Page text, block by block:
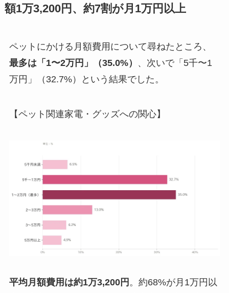
額1万3,200円、約7割が月1万円以上
ペットにかける月額費用について尋ねたところ、
最多は「1〜2万円」（35.0%）
、次いで「5千〜1
万円」（32.7%）という結果でした。
【ペット関連家電・グッズへの関心】
平均月額費用は約1万3,200円 。約68%が月1万円以